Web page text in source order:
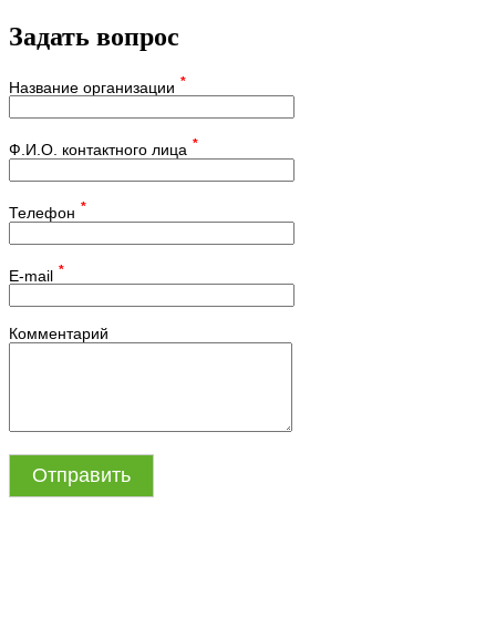
Задать вопрос
Название организации *
Ф.И.О. контактного лица *
Телефон *
E-mail *
Комментарий